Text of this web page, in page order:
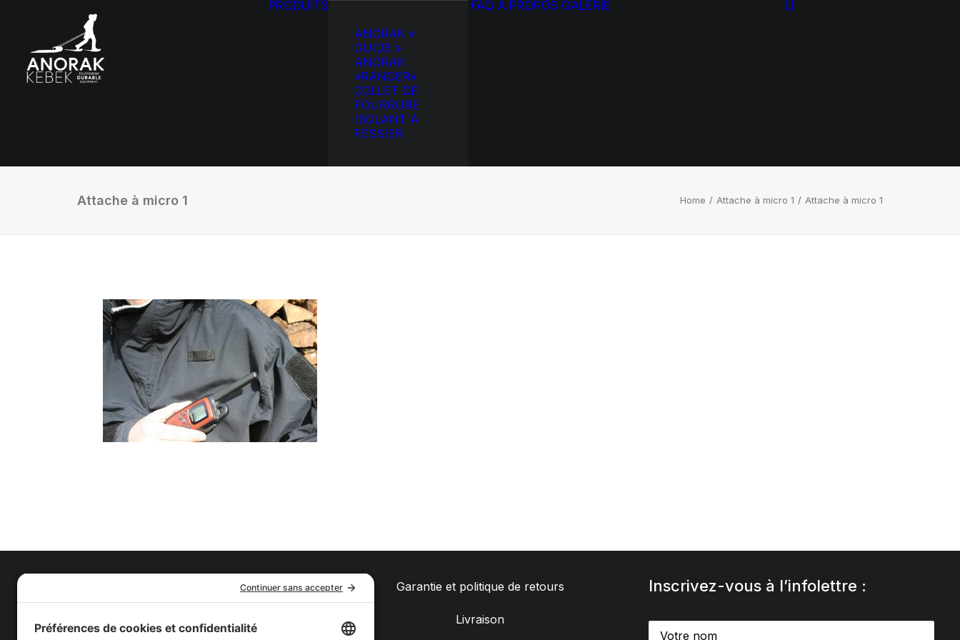
PRODUITS
ANORAK «
GUIDE »
ANORAK
«RANGER»
COLLET DE
FOURRURE
ISOLANT À
FESSIER
FAQ À PROPOS GALERIE
Attache à micro 1 Home Attache à micro 1 Attache à micro 1
Garantie et politique de retours
Livraison
Inscrivez-vous à l’infolettre :